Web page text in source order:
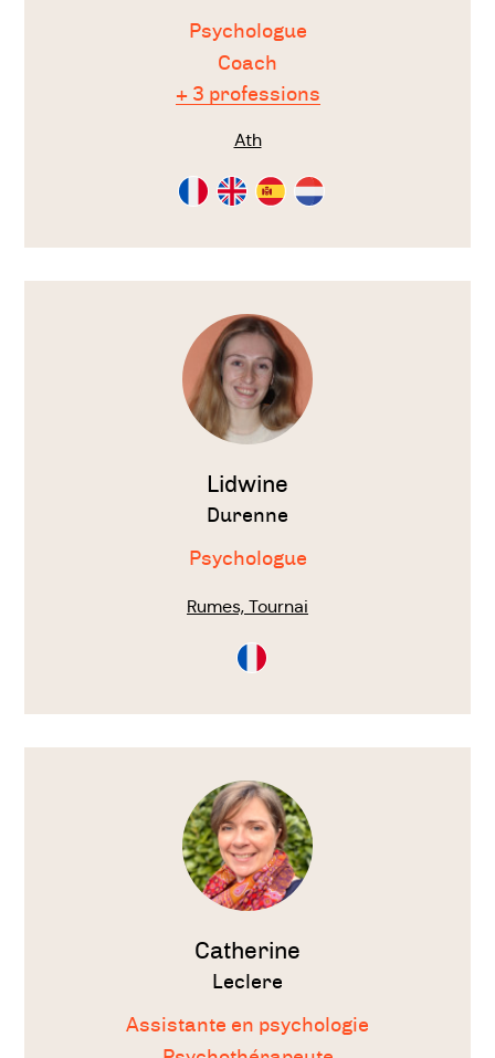
Psychologue
Coach
+ 3 professions
Ath
Consultation
en
Consultation
en
Consultation
en
Consultation
en
Voir
Lidwine
Durenne
Psychologue
Rumes, Tournai
Consultation
en
Voir
Catherine
Leclere
Assistante en psychologie